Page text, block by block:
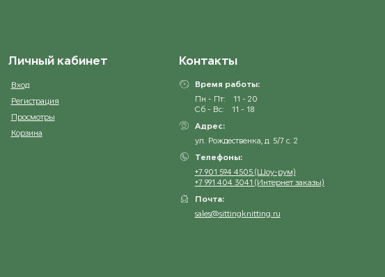
Личный кабинет
Вход
Регистрация
Просмотры
Корзина
Контакты
Время работы:
Пн - Пт:
11 - 20
Сб - Вс:
11 - 18
Адрес:
ул. Рождественка, д. 5/7 с. 2
Телефоны:
+7 901 594 4505 (Шоу-рум)
+7 991 404 3041 (Интернет заказы)
Почта:
sales@sittingknitting.ru